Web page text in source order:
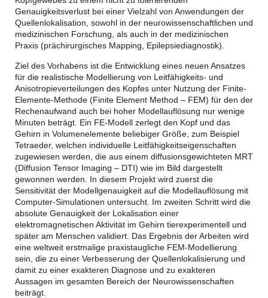
Genauigkeitsverlust bei einer Vielzahl von Anwendungen der
Quellenlokalisation, sowohl in der neurowissenschaftlichen und
medizinischen Forschung, als auch in der medizinischen
Praxis (prächirurgisches Mapping, Epilepsiediagnostik).
Ziel des Vorhabens ist die Entwicklung eines neuen Ansatzes
für die realistische Modellierung von Leitfähigkeits- und
Anisotropieverteilungen des Kopfes unter Nutzung der Finite-
Elemente-Methode (Finite Element Method – FEM) für den der
Rechenaufwand auch bei hoher Modellauflösung nur wenige
Minuten beträgt. Ein FE-Modell zerlegt den Kopf und das
Gehirn in Volumenelemente beliebiger Größe, zum Beispiel
Tetraeder, welchen individuelle Leitfähigkeitseigenschaften
zugewiesen werden, die aus einem diffusionsgewichteten MRT
(Diffusion Tensor Imaging – DTI) wie im Bild dargestellt
gewonnen werden. In diesem Projekt wird zuerst die
Sensitivität der Modellgenauigkeit auf die Modellauflösung mit
Computer-Simulationen untersucht. Im zweiten Schritt wird die
absolute Genauigkeit der Lokalisation einer
elektromagnetischen Aktivität im Gehirn tierexperimentell und
später am Menschen validiert. Das Ergebnis der Arbeiten wird
eine weltweit erstmalige praxistaugliche FEM-Modellierung
sein, die zu einer Verbesserung der Quellenlokalisierung und
damit zu einer exakteren Diagnose und zu exakteren
Aussagen im gesamten Bereich der Neurowissenschaften
beiträgt.